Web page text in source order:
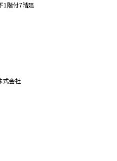
1階付7階建
式会社